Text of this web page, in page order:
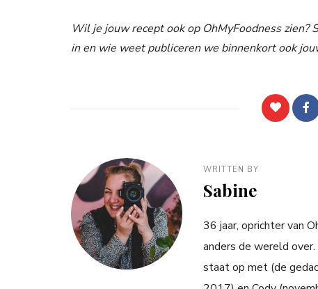
Wil je jouw recept ook op OhMyFoodness zien?
in en wie weet publiceren we binnenkort ook
WRITTEN BY
Sabine
36 jaar, oprichter van
anders de wereld
staat op met (de